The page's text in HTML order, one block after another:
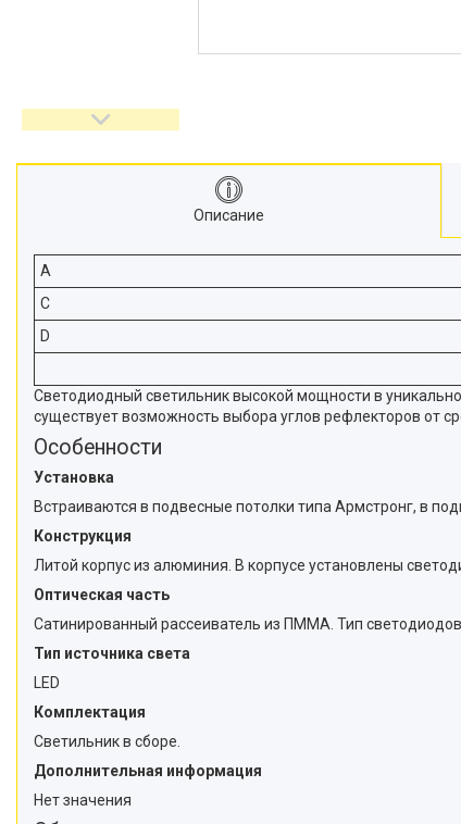
Описание
A
C
D
Светодиодный светильник высокой мощности в
существует возможность выбора углов рефлекторов от
Особенности
Установка
Встраиваются в подвесные потолки типа Армстронг, в
Конструкция
Литой корпус из алюминия. В корпусе установлены
Оптическая часть
Сатинированный рассеиватель из ПММА. Тип
Тип источника света
LED
Комплектация
Светильник в сборе.
Дополнительная информация
Нет значения